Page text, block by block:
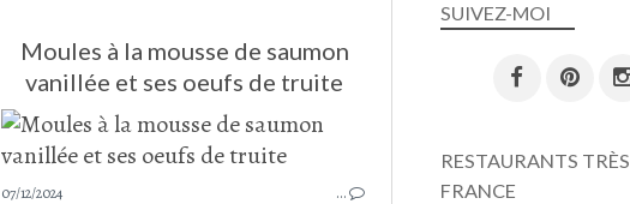
SAUMON
CREVETTES
OEUFS DE TRUITE
ENTRÉES
RECETTE DE NOËL
Moules à la mousse de saumon
vanillée et ses oeufs de truite
07/12/2024 …
SUIVEZ-MOI
RESTAURANTS
FRANCE